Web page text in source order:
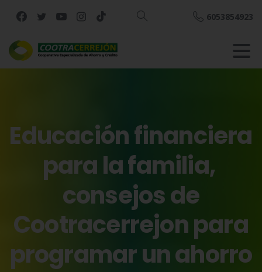
Buscar
6053854923
Educaciónfinanciera
paralafamilia,
consejosde
Cootracerrejonpara
programarunahorro